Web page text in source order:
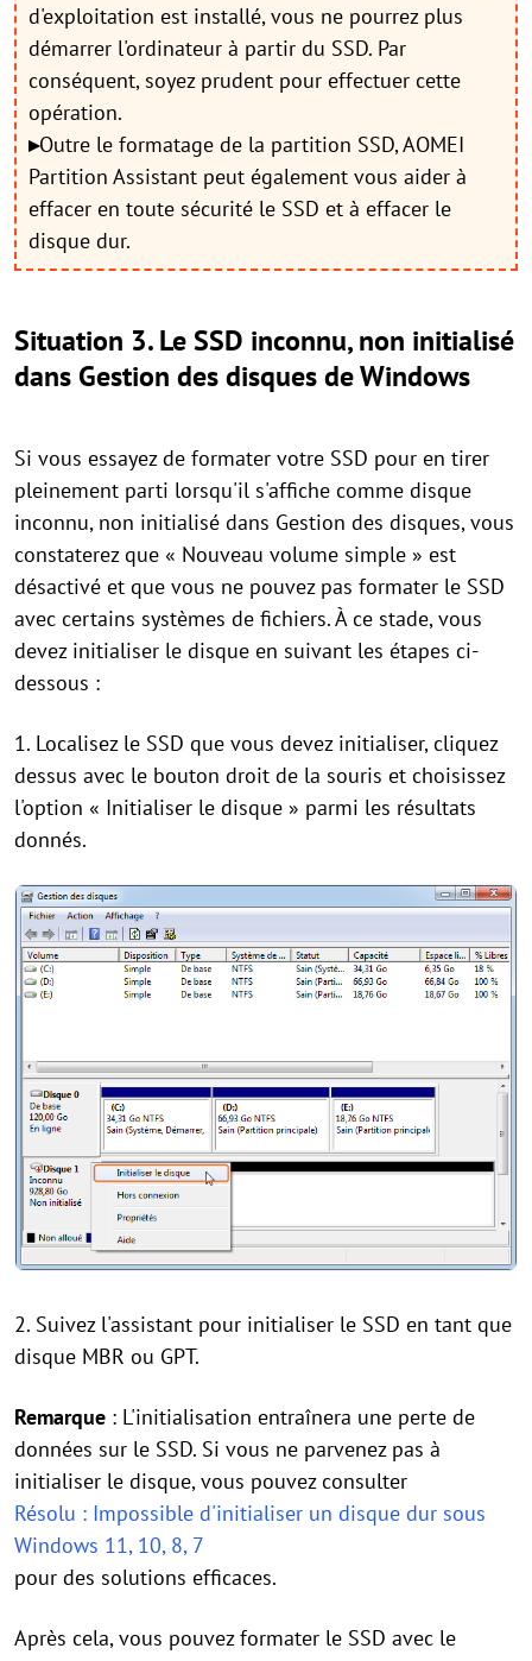
d'exploitation est installé, vous ne pourrez plus
démarrer l'ordinateur à partir du SSD. Par
conséquent, soyez prudent pour effectuer cette
opération.
▸Outre le formatage de la partition SSD, AOMEI
Partition Assistant peut également vous aider à
effacer en toute sécurité le SSD et à effacer le
disque dur.
Situation 3. Le SSD inconnu, non initialisé
dans Gestion des disques de Windows
Si vous essayez de formater votre SSD pour en tirer
pleinement parti lorsqu'il s'affiche comme disque
inconnu, non initialisé dans Gestion des disques, vous
constaterez que « Nouveau volume simple » est
désactivé et que vous ne pouvez pas formater le SSD
avec certains systèmes de fichiers. À ce stade, vous
devez initialiser le disque en suivant les étapes ci-
dessous :
1. Localisez le SSD que vous devez initialiser, cliquez
dessus avec le bouton droit de la souris et choisissez
l'option « Initialiser le disque » parmi les résultats
donnés.
2. Suivez l'assistant pour initialiser le SSD en tant que
disque MBR ou GPT.
Remarque : L'initialisation entraînera une perte de
données sur le SSD. Si vous ne parvenez pas à
initialiser le disque, vous pouvez consulter
Résolu : Impossible d'initialiser un disque dur sous
Windows 11, 10, 8, 7
pour des solutions efficaces.
Après cela, vous pouvez formater le SSD avec le